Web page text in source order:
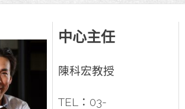
中心主任
陳科宏教授
TEL：03-